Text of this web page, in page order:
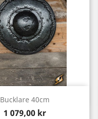
Bucklare 40cm
Pris
1 079,00 kr
Snabbvy